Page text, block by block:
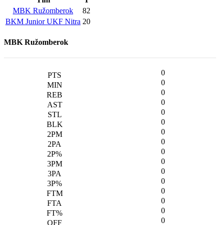
MBK Ružomberok
82
BKM Junior UKF Nitra 20
MBK Ružomberok
0
0
0
0
0
0
0
0
0
0
0
0
0
0
0
0